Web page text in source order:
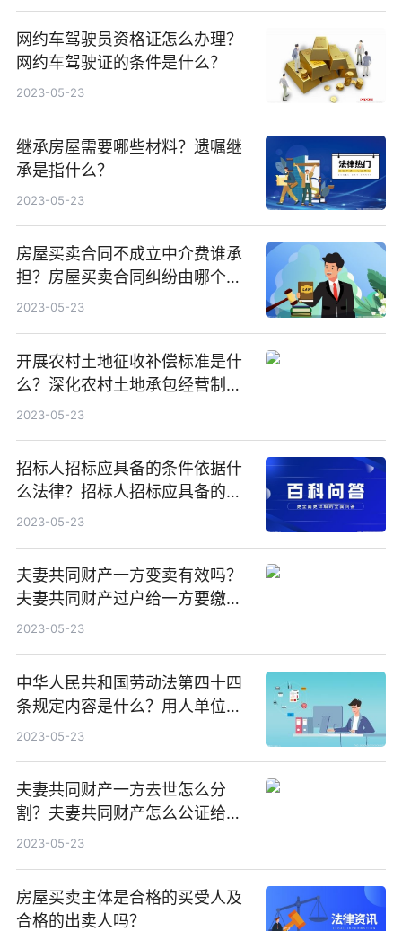
网约车驾驶员资格证怎么办理？
网约车驾驶证的条件是什么？
2023-05-23
继承房屋需要哪些材料？遗嘱继
承是指什么？
2023-05-23
房屋买卖合同不成立中介费谁承
担？房屋买卖合同纠纷由哪个法
院管辖？
2023-05-23
开展农村土地征收补偿标准是什
么？深化农村土地承包经营制度
改革
2023-05-23
招标人招标应具备的条件依据什
么法律？招标人招标应具备的条
件有哪些？
2023-05-23
夫妻共同财产一方变卖有效吗？
夫妻共同财产过户给一方要缴税
吗？
2023-05-23
中华人民共和国劳动法第四十四
条规定内容是什么？用人单位法
定休假日安排劳动者工作的工资
2023-05-23
夫妻共同财产一方去世怎么分
割？夫妻共同财产怎么公证给一
方？
2023-05-23
房屋买卖主体是合格的买受人及
合格的出卖人吗？